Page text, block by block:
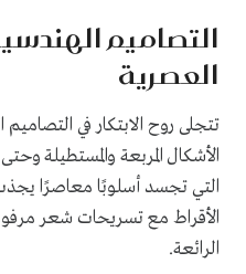
التصاميم
العصرية
تتجلى روح الابتكار في
الأشكال المربعة والمستطيلة
التي تجسد أسلوبًا معاصرًا
الأقراط مع تسريحات شعر
الرائعة.